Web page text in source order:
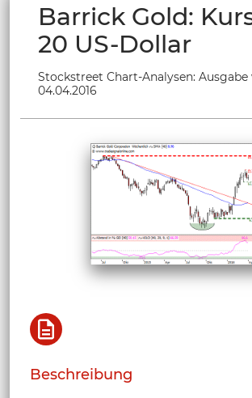
Barrick Gold:
20 US-Dollar
Stockstreet Chart-Analysen: Ausgabe
04.04.2016
Beschreibung